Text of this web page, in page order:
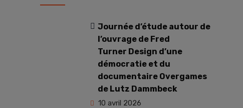
Journée d’étude autour de
l’ouvrage de Fred
Turner Design d’une
démocratie et du
documentaire Overgames
de Lutz Dammbeck
10 avril 2026